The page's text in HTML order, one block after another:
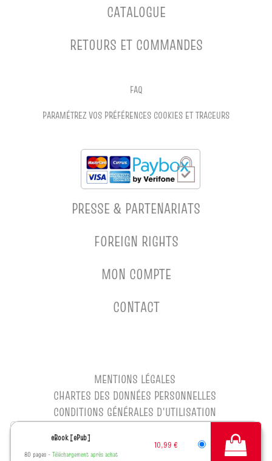
eBook [ePub]
80 pages Téléchargement après achat
10,99 €
CATALOGUE
RETOURS ET COMMANDES
FAQ
PARAMÉTREZ VOS PRÉFÉRENCES COOKIES ET TRACEURS
PRESSE & PARTENARIATS
FOREIGN RIGHTS
MON COMPTE
CONTACT
MENTIONS LÉGALES
CHARTES DES DONNÉES PERSONNELLES
CONDITIONS GÉNÉRALES D'UTILISATION
CHARTE DE RÉFÉRENCEMENT